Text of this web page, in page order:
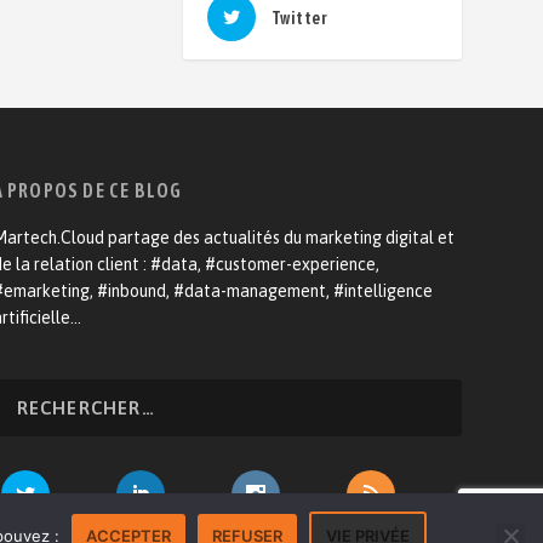
Twitter
PROPOS DE CE BLOG
partage des actualités du marketing digital et
la relation client : #data, #customer-experience,
#inbound, #data-management, #intelligence
: ACCEPTER REFUSER VIE PRIVÉE